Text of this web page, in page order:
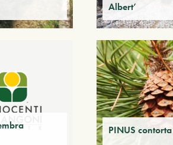
Albert’
PINUS contorta